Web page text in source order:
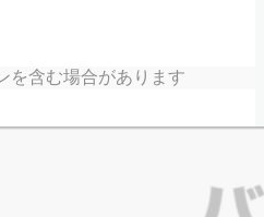
を含む場合があります